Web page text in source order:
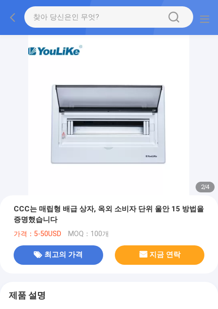
2/4
CCC는 매립형 배급 상자, 옥외 소비자 단위 울안 15 방법을
증명했습니다
가격：5-50USD MOQ：100개
최고의 가격 지금 연락
제품 설명